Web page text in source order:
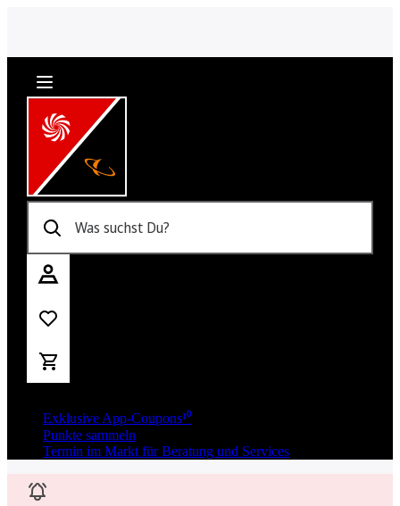
Was suchst Du?
Exklusive App-Coupons¹⁰
Punkte sammeln
Termin im Markt für Beratung und Services